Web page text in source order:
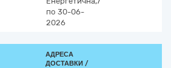
по 30-06-
2026
АДРЕСА
ДОСТАВКИ /